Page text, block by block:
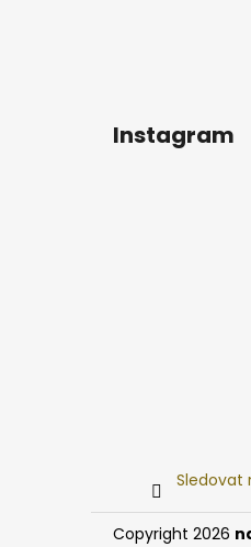
Instagram
Sledovat
Copyright 2026